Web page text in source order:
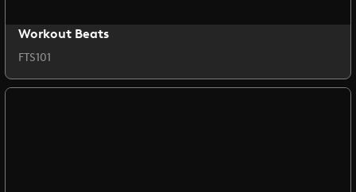
Workout Beats
FTS101